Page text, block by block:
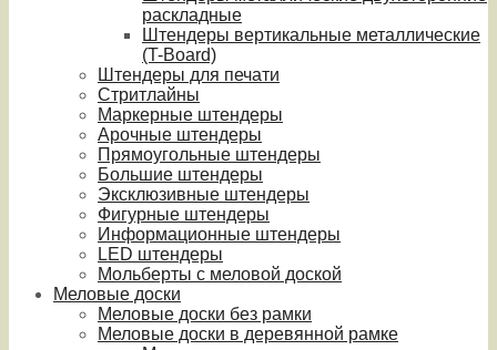
раскладные
Штендеры вертикальные металлические
(T-Board)
Штендеры для печати
Стритлайны
Маркерные штендеры
Арочные штендеры
Прямоугольные штендеры
Большие штендеры
Эксклюзивные штендеры
Фигурные штендеры
Информационные штендеры
LED штендеры
Мольберты с меловой доской
Меловые доски
Меловые доски без рамки
Меловые доски в деревянной рамке